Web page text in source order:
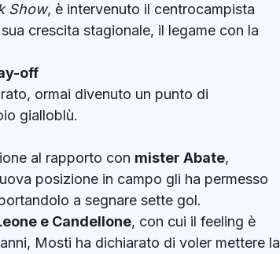
Show, è intervenuto il centrocampista
crescita stagionale, il legame con la
off
ormai divenuto un punto di
gialloblù.
al rapporto con mister Abate,
posizione in campo gli ha permesso
a segnare sette gol.
e Candellone, con cui il feeling è
Mosti ha dichiarato di voler mettere la